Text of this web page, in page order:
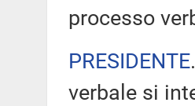
processo
PRESIDENTE
verbale si